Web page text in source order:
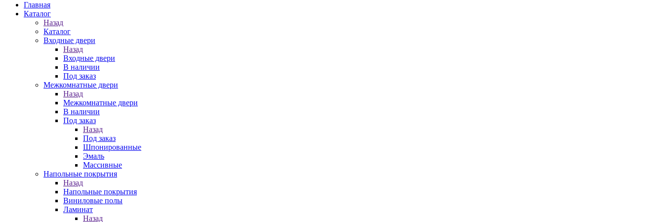
Главная
Каталог
Назад
Каталог
Входные двери
Назад
Входные двери
В наличии
Под заказ
Межкомнатные двери
Назад
Межкомнатные двери
В наличии
Под заказ
Назад
Под заказ
Шпонированные
Эмаль
Массивные
Напольные покрытия
Назад
Напольные покрытия
Виниловые полы
Ламинат
Назад